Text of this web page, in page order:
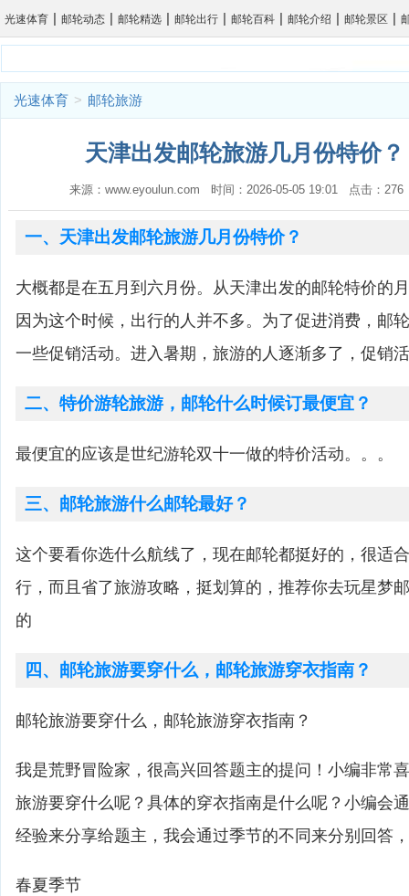
光速体育 | 邮轮动态 | 邮轮精选 | 邮轮出行 | 邮轮百科 | 邮轮介绍 | 邮轮景区 |
光速体育 > 邮轮旅游
天津出发邮轮旅游几月份特价
来源：www.eyoulun.com 时间：2026-05-05 19:01 点击：
一、天津出发邮轮旅游几月份特价？
大概都是在五月到六月份。从天津出发的邮轮特价的
因为这个时候，出行的人并不多。为了促进消费，邮
一些促销活动。进入暑期，旅游的人逐渐多了，促销
二、特价游轮旅游，邮轮什么时候订最便宜？
最便宜的应该是世纪游轮双十一做的特价活动。。。
三、邮轮旅游什么邮轮最好？
这个要看你选什么航线了，现在邮轮都挺好的，很适
行，而且省了旅游攻略，挺划算的，推荐你去玩星梦
的
四、邮轮旅游要穿什么，邮轮旅游穿衣指南？
邮轮旅游要穿什么，邮轮旅游穿衣指南？
我是荒野冒险家，很高兴回答题主的提问！小编非常
旅游要穿什么呢？具体的穿衣指南是什么呢？小编会
经验来分享给题主，我会通过季节的不同来分别回答
春夏季节